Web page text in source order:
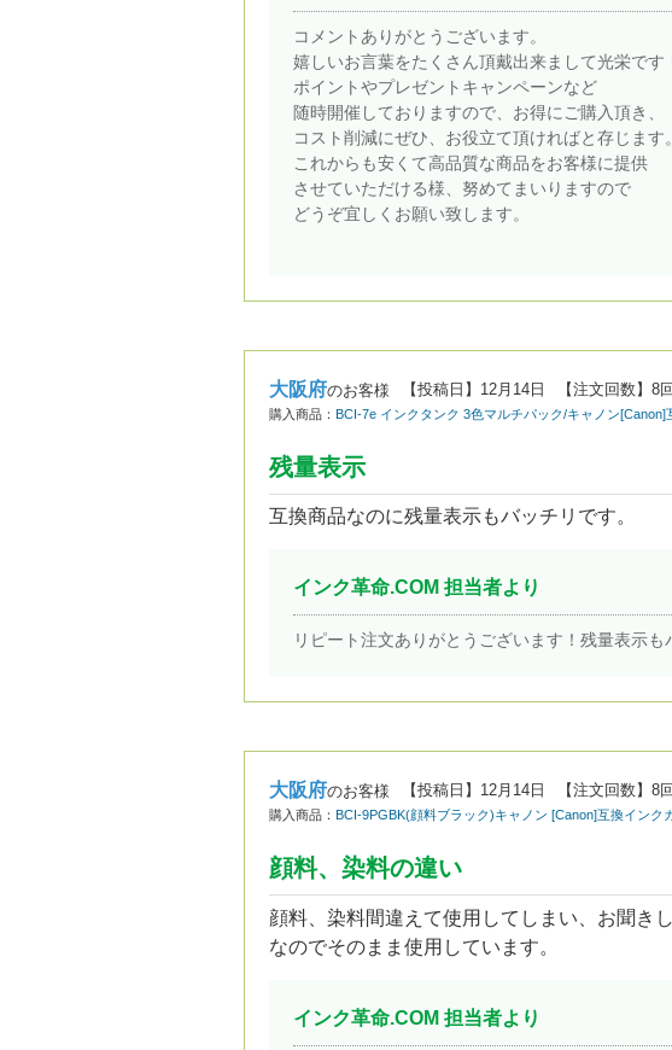
コメントありがとうございます。
嬉しいお言葉をたくさん頂戴出来まして光栄です
ポイントやプレゼントキャンペーンなど
随時開催しておりますので、お得にご購入頂き、
コスト削減にぜひ、お役立て頂ければと存じます。
これからも安くて高品質な商品をお客様に提供
させていただける様、努めてまいりますので
どうぞ宜しくお願い致します。
大阪府のお客様 【投稿日】 12月14日 【注文回数】 8回
購入商品： BCI-7e インクタンク 3色マルチパック/キャノン[Canon]
残量表示
互換商品なのに残量表示もバッチリです。
インク革命.COM 担当者より
リピート注文ありがとうございます！残量表示
大阪府のお客様 【投稿日】 12月14日 【注文回数】 8回
購入商品： BCI-9PGBK(顔料ブラック)キャノン [Canon]互換インク
顔料、染料の違い
顔料、染料間違えて使用してしまい、お聞き
なのでそのまま使用しています。
インク革命.COM 担当者より